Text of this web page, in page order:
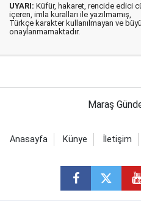
UYARI: Küfür, hakaret, rencide edici
içeren, imla kuralları ile yazılmamış,
Türkçe karakter kullanılmayan ve
onaylanmamaktadır.
Maraş
Anasayfa Künye İletişim